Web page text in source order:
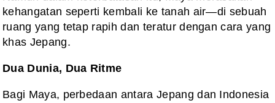
kehangatan seperti kembali ke tanah air—di sebuah
ruang yang tetap rapih dan teratur dengan cara yang
khas Jepang.
Dua Dunia, Dua Ritme
Bagi Maya, perbedaan antara Jepang dan Indonesia